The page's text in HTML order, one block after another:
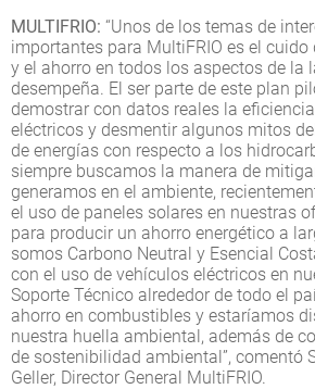
MULTIFRIO: “Unos de los temas de
importantes para MultiFRIO es el
y el ahorro en todos los aspectos de la
desempeña. El ser parte de este plan
demostrar con datos reales la
eléctricos y desmentir algunos mitos
de energías con respecto a los
siempre buscamos la manera de
generamos en el ambiente,
el uso de paneles solares en nuestras
para producir un ahorro energético a
somos Carbono Neutral y Esencial
con el uso de vehículos eléctricos en
Soporte Técnico alrededor de todo el
ahorro en combustibles y estaríamos
nuestra huella ambiental, además de
de sostenibilidad ambiental”, comentó
Geller, Director General MultiFRIO.